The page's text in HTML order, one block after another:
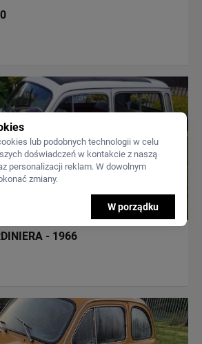
- 1966
lub podobnych technologii w celu
doświadczeń w kontakcie z naszą
personalizacji reklam. W dowolnym
zmiany.
W porządku